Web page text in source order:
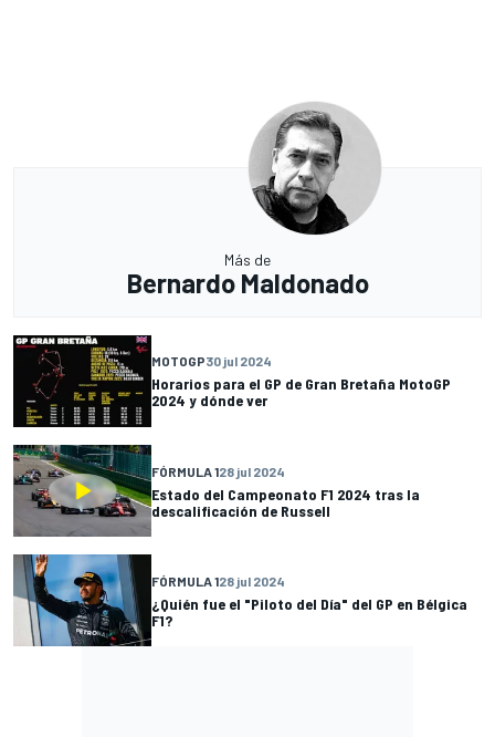
Más de
Bernardo Maldonado
MOTOGP30 jul 2024
Horarios para el GP de Gran Bretaña MotoGP
2024 y dónde ver
FÓRMULA 128 jul 2024
Estado del Campeonato F1 2024 tras la
descalificación de Russell
FÓRMULA 128 jul 2024
¿Quién fue el "Piloto del Día" del GP en Bélgica
F1?